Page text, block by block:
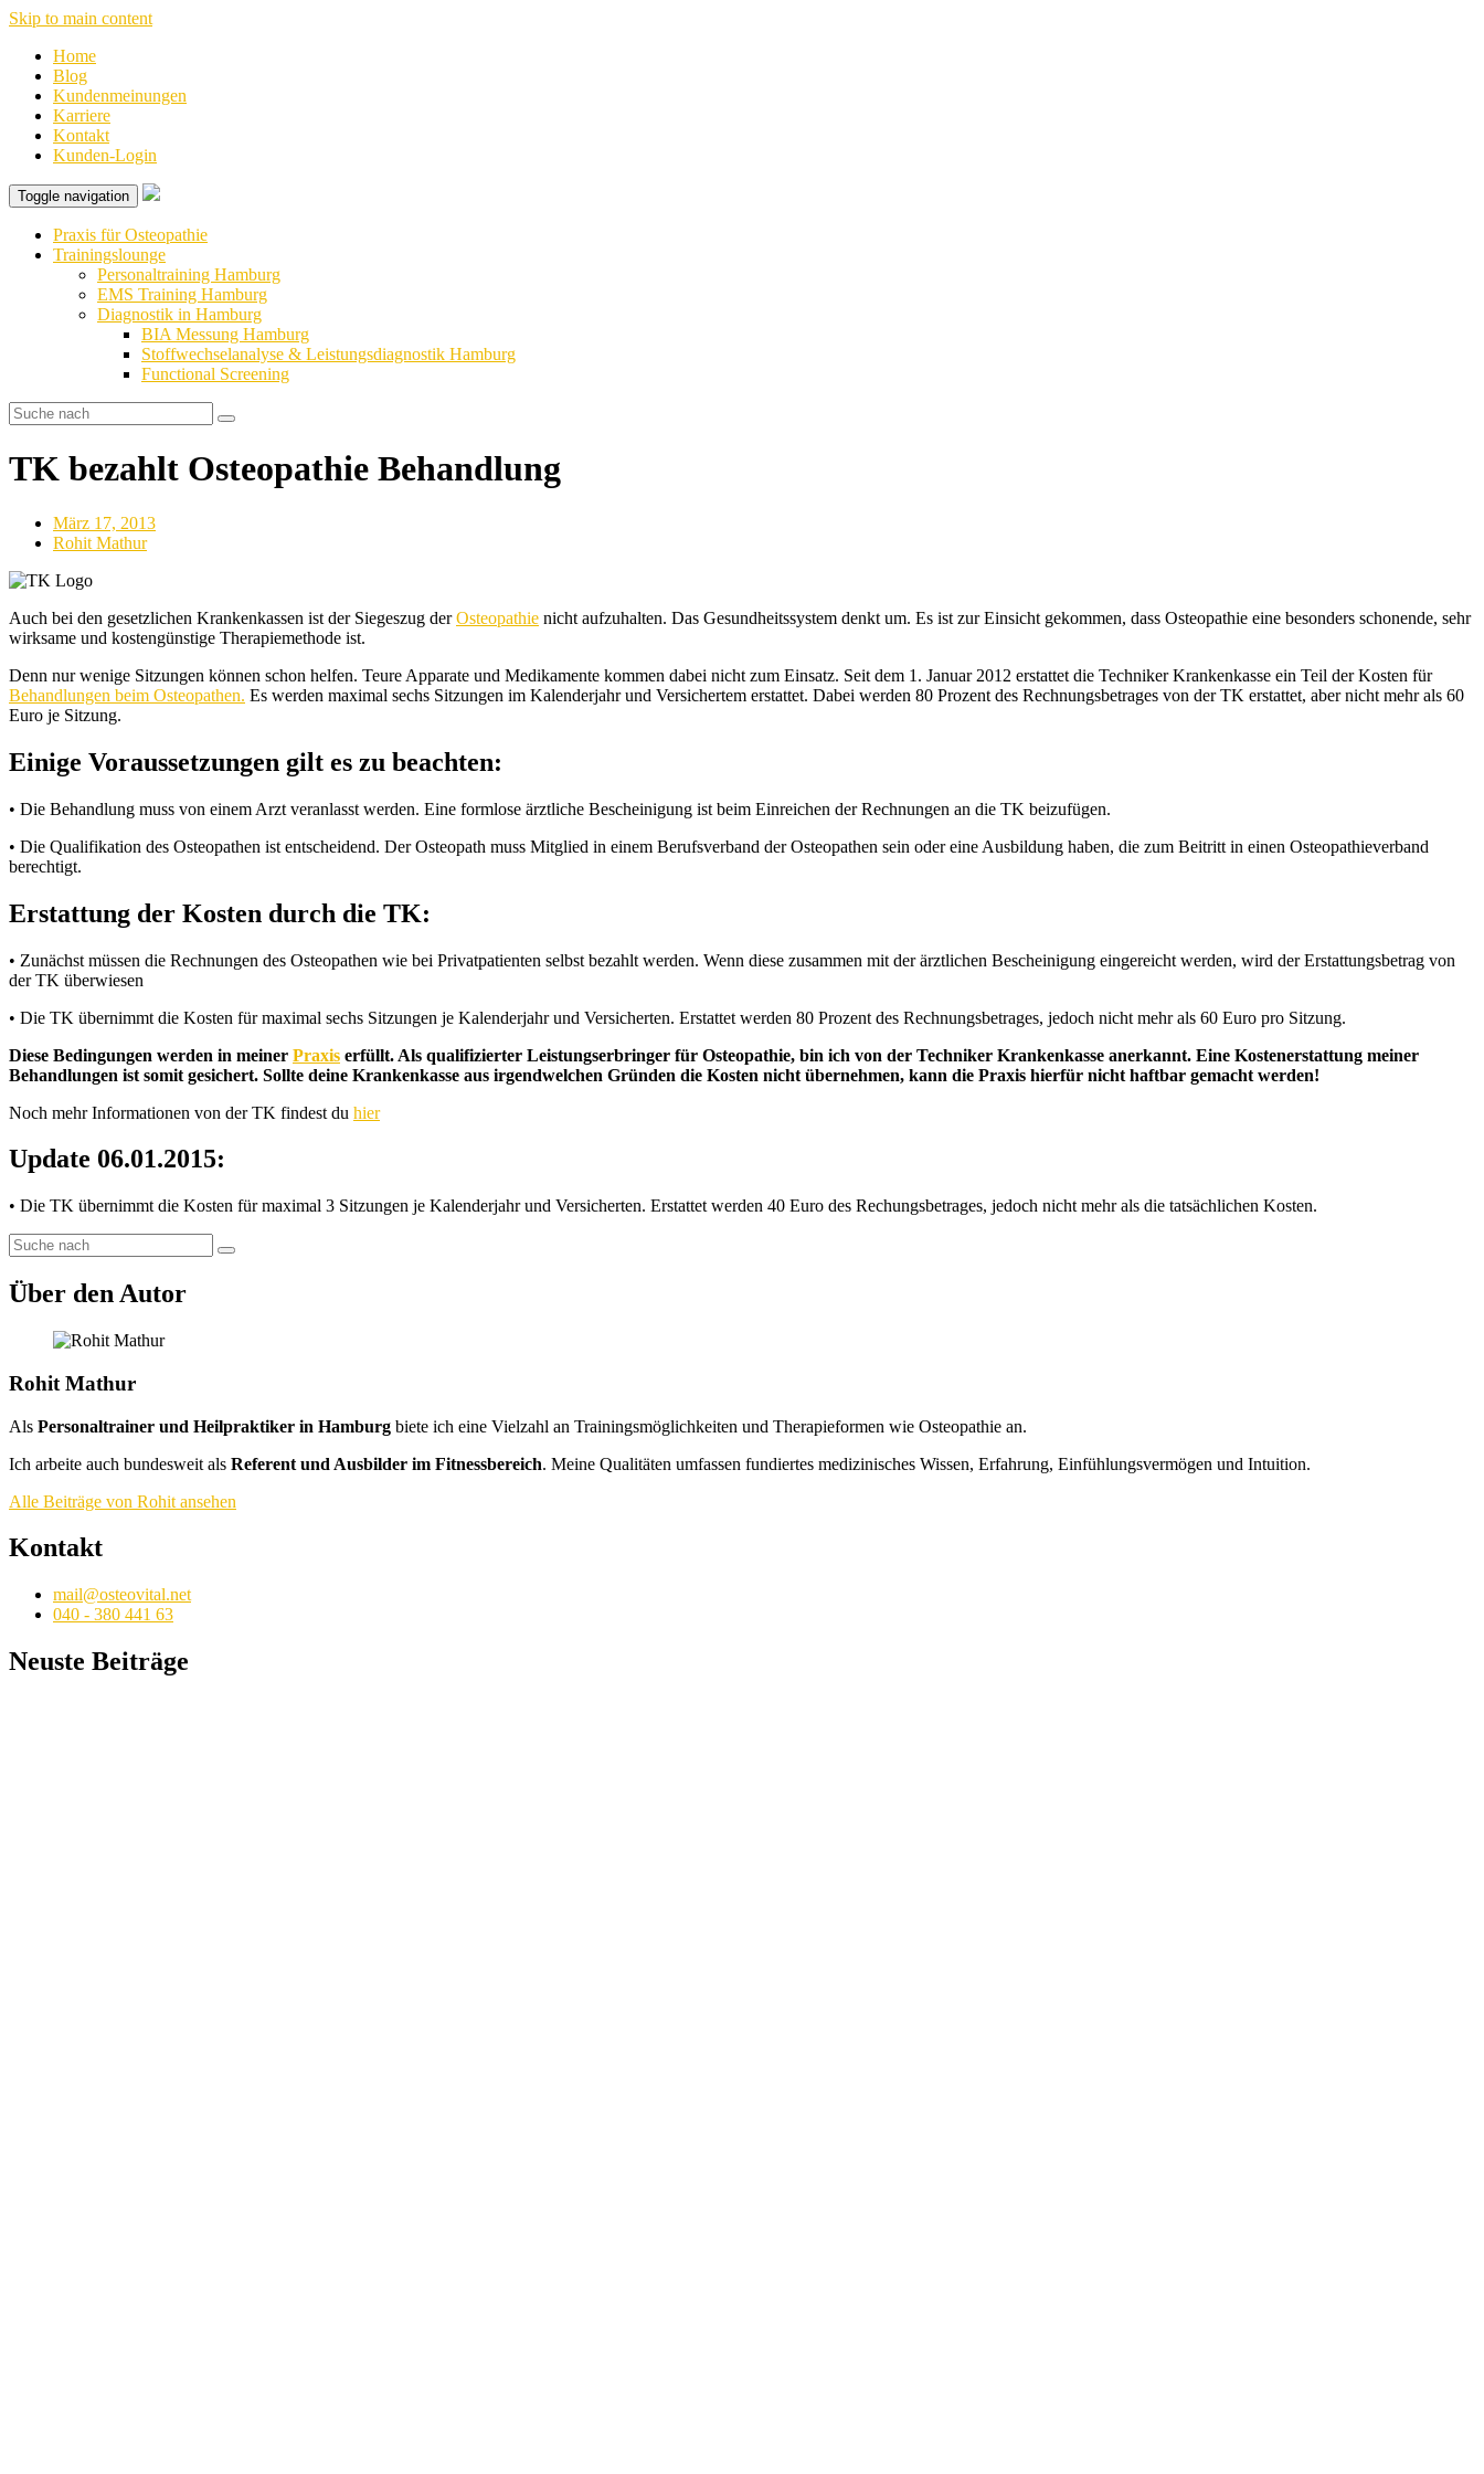
Skip to main content
Home
Blog
Kundenmeinungen
Karriere
Kontakt
Kunden-Login
Toggle navigation
Praxis für Osteopathie
Trainingslounge
Personaltraining Hamburg
EMS Training Hamburg
Diagnostik in Hamburg
BIA Messung Hamburg
Stoffwechselanalyse & Leistungsdiagnostik Hamburg
Functional Screening
TK bezahlt Osteopathie Behandlung
März 17, 2013
Rohit Mathur
Auch bei den gesetzlichen Krankenkassen ist der Siegeszug derOsteopathie nicht aufzuhalten. Das Gesundheitssystem denkt um. Es ist zur Einsicht gekommen, dass Osteopathie eine besonders schonende, sehr
wirksame und kostengünstige Therapiemethode ist.
Denn nur wenige Sitzungen können schon helfen. Teure Apparate und Medikamente kommen dabei nicht zum Einsatz. Seit dem 1. Januar 2012 erstattet die Techniker Krankenkasse ein Teil der Kosten für
Behandlungen beim Osteopathen. Es werden maximal sechs Sitzungen im Kalenderjahr und Versichertem erstattet. Dabei werden 80 Prozent des Rechnungsbetrages von der TK erstattet, aber nicht mehr als 60
Euro je Sitzung.
Einige Voraussetzungen gilt es zu beachten:
• Die Behandlung muss von einem Arzt veranlasst werden. Eine formlose ärztliche Bescheinigung ist beim Einreichen der Rechnungen an die TK beizufügen.
• Die Qualifikation des Osteopathen ist entscheidend. Der Osteopath muss Mitglied in einem Berufsverband der Osteopathen sein oder eine Ausbildung haben, die zum Beitritt in einen Osteopathieverband
berechtigt.
Erstattung der Kosten durch die TK:
• Zunächst müssen die Rechnungen des Osteopathen wie bei Privatpatienten selbst bezahlt werden. Wenn diese zusammen mit der ärztlichen Bescheinigung eingereicht werden, wird der Erstattungsbetrag von
der TK überwiesen
• Die TK übernimmt die Kosten für maximal sechs Sitzungen je Kalenderjahr und Versicherten. Erstattet werden 80 Prozent des Rechnungsbetrages, jedoch nicht mehr als 60 Euro pro Sitzung.
Diese Bedingungen werden in meiner Praxis erfüllt. Als qualifizierter Leistungserbringer für Osteopathie, bin ich von der Techniker Krankenkasse anerkannt. Eine Kostenerstattung meiner
Behandlungen ist somit gesichert. Sollte deine Krankenkasse aus irgendwelchen Gründen die Kosten nicht übernehmen, kann die Praxis hierfür nicht haftbar gemacht werden!
Noch mehr Informationen von der TK findest du hier
Update 06.01.2015:
• Die TK übernimmt die Kosten für maximal 3 Sitzungen je Kalenderjahr und Versicherten. Erstattet werden 40 Euro des Rechungsbetrages, jedoch nicht mehr als die tatsächlichen Kosten.
Über den Autor
Rohit Mathur
Als Personaltrainer und Heilpraktiker in Hamburg biete ich eine Vielzahl an Trainingsmöglichkeiten und Therapieformen wie Osteopathie an.
Ich arbeite auch bundesweit als Referent und Ausbilder im Fitnessbereich. Meine Qualitäten umfassen fundiertes medizinisches Wissen, Erfahrung, Einfühlungsvermögen und Intuition.
Alle Beiträge von Rohit ansehen
Kontakt
mail@osteovital.net
040 - 380 441 63
Neuste Beiträge